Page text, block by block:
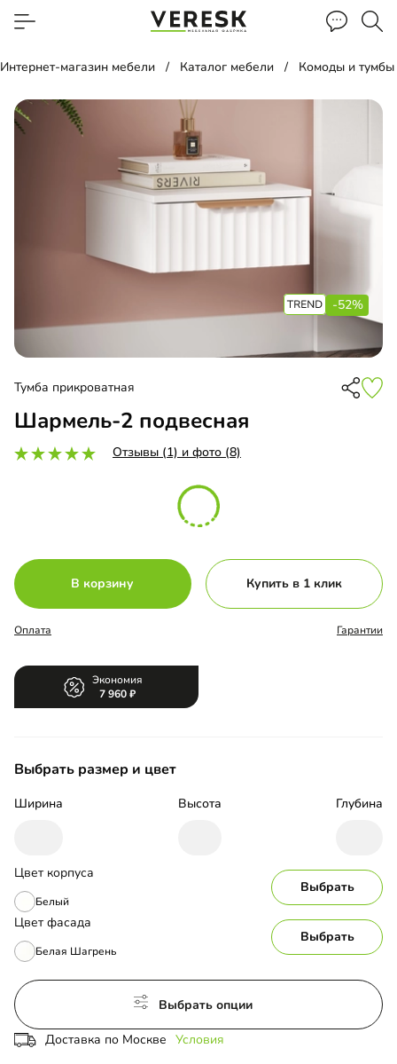
Интернет-магазин мебели Каталог мебели Комоды и тумбы
-52%
Тумба прикроватная
Шармель-2 подвесная
Отзывы (1) и фото (8)
В корзину Купить в 1 клик
Оплата Гарантии
Экономия
7 960
Выбрать размер и цвет
Ширина Высота Глубина
Цвет корпуса
Белый
Выбрать
Цвет фасада
Белая Шагрень
Выбрать
Выбрать опции
Доставка по Москве Условия